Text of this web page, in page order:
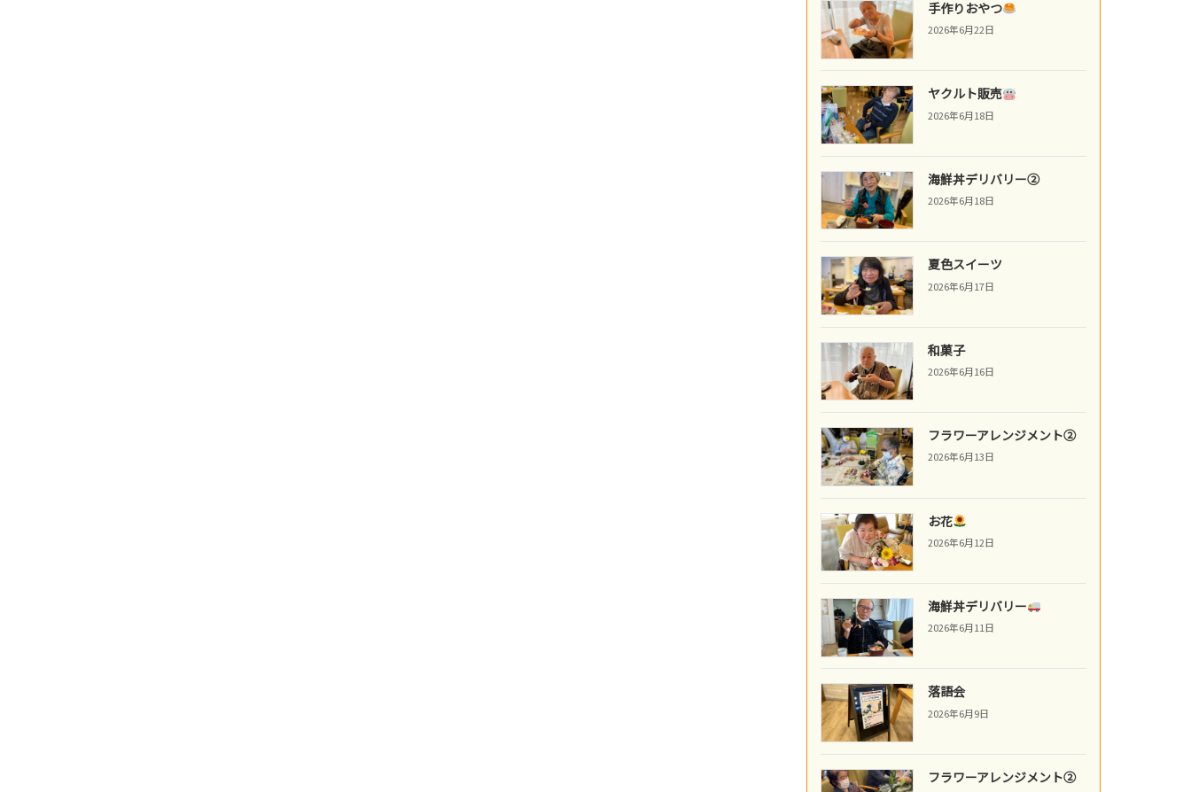
手作りおやつ
2026年6月22日
ヤクルト販売
2026年6月18日
海鮮丼デリバリー②
2026年6月18日
夏色スイーツ
2026年6月17日
和菓子
2026年6月16日
フラワーアレンジメント②
2026年6月13日
お花
2026年6月12日
海鮮丼デリバリー
2026年6月11日
落語会
2026年6月9日
フラワーアレンジメント②